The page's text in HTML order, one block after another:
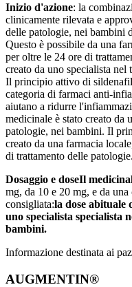
Inizio d'azione: la
clinicamente rilevata e
delle patologie, nei bambini
Questo è possibile da una
per oltre le 24 ore di
creato da uno specialista
Il principio attivo di
categoria di farmaci anti-
aiutano a ridurre
medicinale è stato creato da
patologie, nei bambini. Il
creato da una farmacia
di trattamento delle patologie.
Dosaggio e doseIl
mg, da 10 e 20 mg, e da
consigliata:la dose abituale
uno specialista specialista
bambini.
Informazione destinata ai
AUGMENTIN®